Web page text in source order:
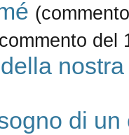
del
di un